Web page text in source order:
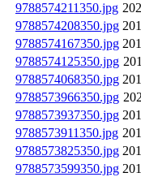
9788574211350.jpg
9788574208350.jpg
9788574167350.jpg
9788574125350.jpg
9788574068350.jpg
9788573966350.jpg
9788573937350.jpg
9788573911350.jpg
9788573825350.jpg
9788573599350.jpg